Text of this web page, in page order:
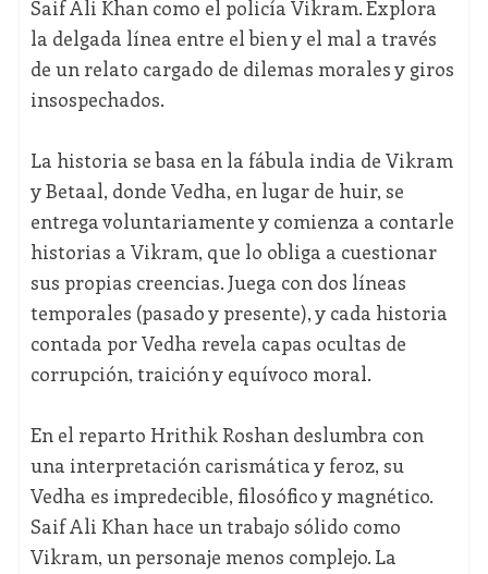
Saif Ali Khan como el policía Vikram. Explora
la delgada línea entre el bien y el mal a través
de un relato cargado de dilemas morales y giros
insospechados.
La historia se basa en la fábula india de Vikram
y Betaal, donde Vedha, en lugar de huir, se
entrega voluntariamente y comienza a contarle
historias a Vikram, que lo obliga a cuestionar
sus propias creencias. Juega con dos líneas
temporales (pasado y presente), y cada historia
contada por Vedha revela capas ocultas de
corrupción, traición y equívoco moral.
En el reparto Hrithik Roshan deslumbra con
una interpretación carismática y feroz, su
Vedha es impredecible, filosófico y magnético.
Saif Ali Khan hace un trabajo sólido como
Vikram, un personaje menos complejo. La